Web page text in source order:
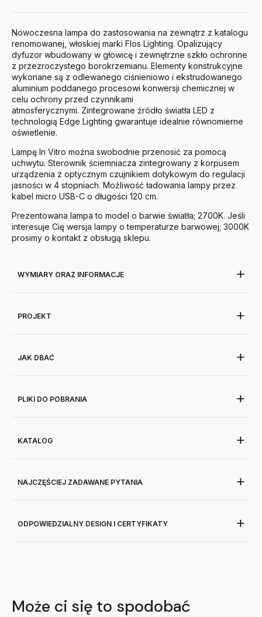
Nowoczesna lampa do zastosowania na zewnątrz z katalogu
renomowanej, włoskiej marki Flos Lighting. Opalizujący
dyfuzor wbudowany w głowicę i zewnętrzne szkło ochronne
z przezroczystego borokrzemianu. Elementy konstrukcyjne
wykonane są z odlewanego ciśnieniowo i ekstrudowanego
aluminium poddanego procesowi konwersji chemicznej w
celu ochrony przed czynnikami
atmosferycznymi. Zintegrowane źródło światła LED z
technologią Edge Lighting gwarantuje idealnie równomierne
oświetlenie.
Lampę In Vitro można swobodnie przenosić za pomocą
uchwytu. Sterownik ściemniacza zintegrowany z korpusem
urządzenia z optycznym czujnikiem dotykowym do regulacji
jasności w 4 stopniach. Możliwość ładowania lampy przez
kabel micro USB-C o długości 120 cm.
Prezentowana lampa to model o barwie światła; 2700K. Jeśli
interesuje Cię wersja lampy o temperaturze barwowej; 3000K
prosimy o kontakt z obsługą sklepu.
WYMIARY ORAZ INFORMACJE
PROJEKT
JAK DBAĆ
PLIKI DO POBRANIA
KATALOG
NAJCZĘŚCIEJ ZADAWANE PYTANIA
ODPOWIEDZIALNY DESIGN I CERTYFIKATY
Może ci się to spodobać